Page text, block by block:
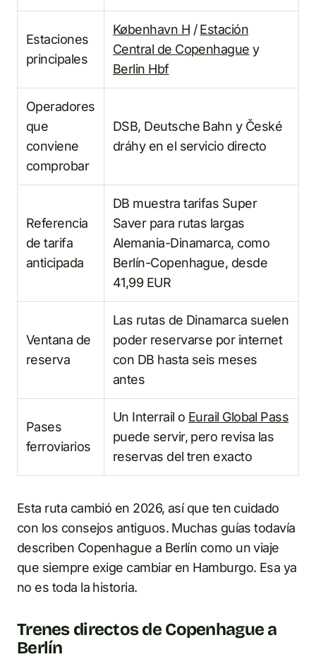
Estaciones
principales
København H /Estación
Central de Copenhague y
Berlin Hbf
Operadores
que
conviene
comprobar
DSB, Deutsche Bahn y České
dráhy en el servicio directo
Referencia
de tarifa
anticipada
DB muestra tarifas Super
Saver para rutas largas
Alemania-Dinamarca, como
Berlín-Copenhague, desde
41,99 EUR
Ventana de
reserva
Las rutas de Dinamarca suelen
poder reservarse por internet
con DB hasta seis meses
antes
Pases
ferroviarios
Un Interrail o Eurail Global Pass
puede servir, pero revisa las
reservas del tren exacto
Esta ruta cambió en 2026, así que ten cuidado
con los consejos antiguos. Muchas guías todavía
describen Copenhague a Berlín como un viaje
que siempre exige cambiar en Hamburgo. Esa ya
no es toda la historia.
Trenes directos de Copenhague a
Berlín